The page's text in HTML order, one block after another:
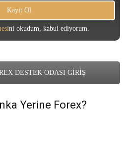
ni okudum, kabul ediyorum.
DESTEK ODASI GİRİŞ
Yerine Forex?